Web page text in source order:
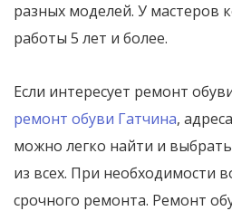
разных моделей. У мастеров
работы 5 лет и более.
Если интересует ремонт
ремонт обуви Гатчина,
можно легко найти и
из всех. При необходимости
срочного ремонта. Ремонт